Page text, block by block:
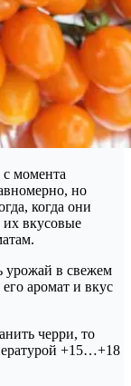
момента
но
когда они
вкусовые
урожай в свежем
аромат и вкус
черри, то
+15…+18